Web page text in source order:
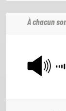
À chacun